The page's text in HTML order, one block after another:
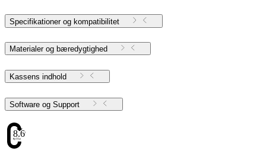
Specifikationer og kompatibilitet
Materialer og bæredygtighed
Kassens indhold
Software og Support
8.69